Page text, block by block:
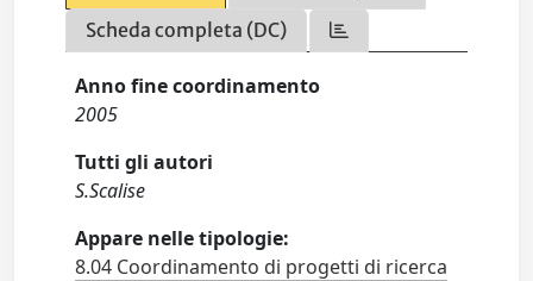
Scheda completa (DC)
Anno fine coordinamento
2005
Tutti gli autori
S.Scalise
Appare nelle tipologie:
8.04 Coordinamento di progetti di ricerca